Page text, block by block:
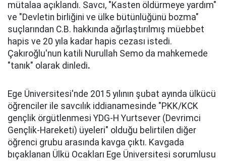
mütalaa açıklandı. Savcı, "Kasten öldürmeye yardım"
ve "Devletin birliğini ve ülke bütünlüğünü bozma"
suçlarından C.B. hakkında ağırlaştırılmış müebbet
hapis ve 20 yıla kadar hapis cezası istedi.
Çakıroğlu'nun katili Nurullah Semo da mahkemede
"tanık" olarak dinledi.
Ege Üniversitesi'nde 2015 yılının şubat ayında ülkücü
öğrenciler ile savcılık iddianamesinde "PKK/KCK
gençlik örgütlenmesi YDG-H Yurtsever (Devrimci
Gençlik-Hareketi) üyeleri" olduğu belirtilen diğer
öğrenci grubu arasında kavga çıktı. Kavgada
bıçaklanan Ülkü Ocakları Ege Üniversitesi sorumlusu